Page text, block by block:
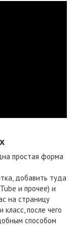
простая форма
добавить туда
и прочее) и
на страницу
после чего
способом